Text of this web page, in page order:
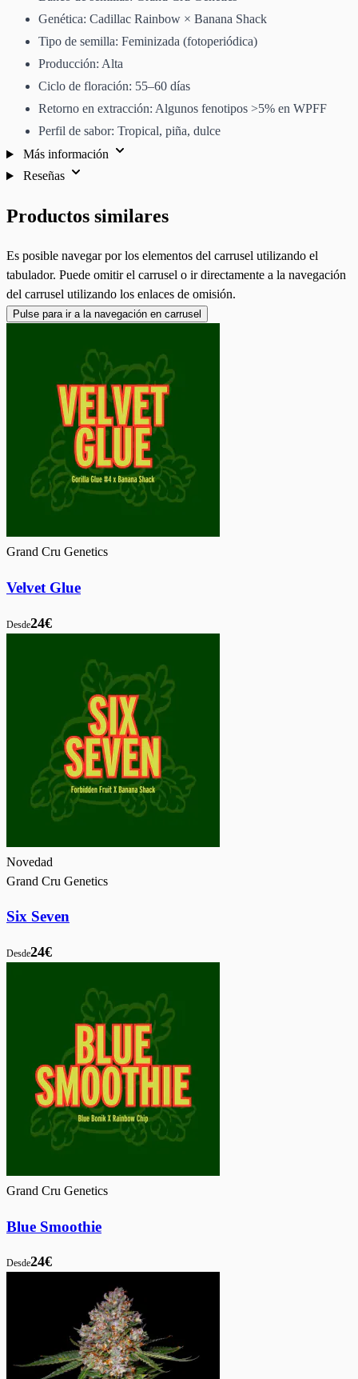
Genética: Cadillac Rainbow × Banana Shack
Tipo de semilla: Feminizada (fotoperiódica)
Producción: Alta
Ciclo de floración: 55–60 días
Retorno en extracción: Algunos fenotipos >5% en WPFF
Perfil de sabor: Tropical, piña, dulce
Más información
Reseñas
Productos similares
Es posible navegar por los elementos del carrusel utilizando el
tabulador. Puede omitir el carrusel o ir directamente a la navegación
del carrusel utilizando los enlaces de omisión.
Pulse para ir a la navegación en carrusel
Grand Cru Genetics
Velvet Glue
Desde24€
Novedad
Grand Cru Genetics
Six Seven
Desde24€
Grand Cru Genetics
Blue Smoothie
Desde24€